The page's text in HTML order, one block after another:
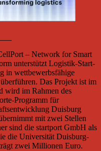
– Network for Smart
unterstützt Logistik-Start-
in wettbewerbsfähige
Das Projekt ist im
wird im Rahmen des
Programm für
Duisburg
mit zwei Stellen
sind die startport GmbH als
die Universität Duisburg-
zwei Millionen Euro.